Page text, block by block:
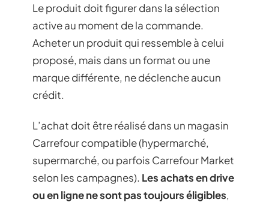
Le produit doit figurer dans la sélection
active au moment de la commande.
Acheter un produit qui ressemble à celui
proposé, mais dans un format ou une
marque différente, ne déclenche aucun
crédit.
L’achat doit être réalisé dans un magasin
Carrefour compatible (hypermarché,
supermarché, ou parfois Carrefour Market
selon les campagnes). Les achats en drive
ou en ligne ne sont pas toujours éligibles,